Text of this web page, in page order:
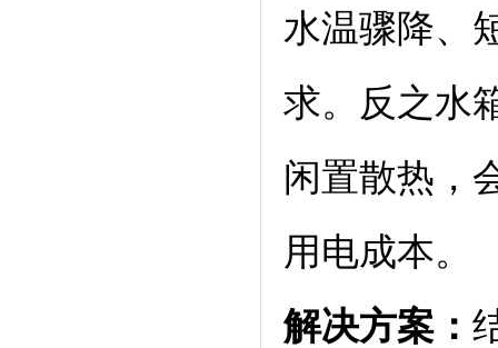
水温骤降、
求。反之水
闲置散热，
用电成本。
解决方案：